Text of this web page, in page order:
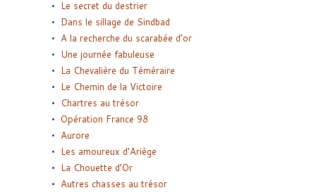
Le secret du destrier
Dans le sillage de Sindbad
A la recherche du scarabée d’or
Une journée fabuleuse
La Chevalière du Téméraire
Le Chemin de la Victoire
Chartres au trésor
Opération France 98
Aurore
Les amoureux d’Ariège
La Chouette d’Or
Autres chasses au trésor